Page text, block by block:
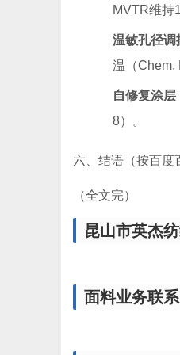
MVTR维持
温敏孔径调
温（Chem.
自修复涂层
8）。
六、结语（按百度
（全文完）
昆山市英杰
面料业务联